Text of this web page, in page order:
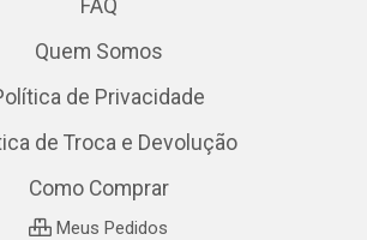
FAQ
Quem Somos
de Privacidade
de Troca e Devolução
Como Comprar
Meus Pedidos